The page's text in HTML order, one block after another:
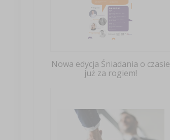
Nowa edycja Śniadania o czasie
już za rogiem!